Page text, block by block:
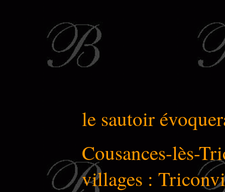
le sautoir
Cousances-lès-
villages :